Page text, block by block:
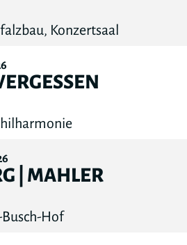
Konzertsaal
| MAHLER
Hof